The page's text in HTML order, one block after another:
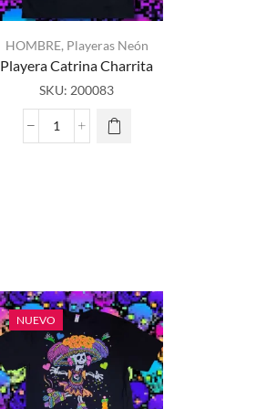
HOMBRE, Playeras Neón
Playera Catrina Charrita
SKU: 200083
Playera
NUEVO